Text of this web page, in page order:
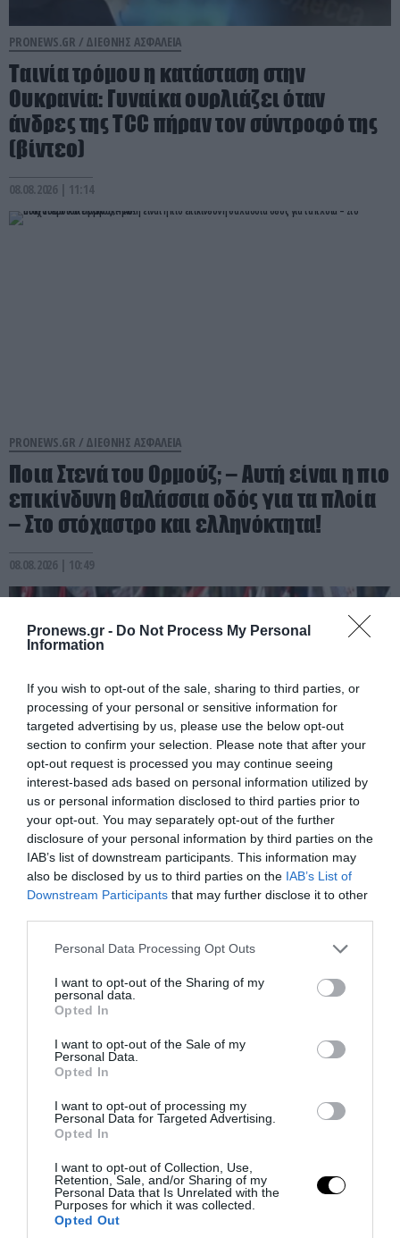
Pronews.gr - Do Not Process My Personal
Information
If you wish to opt-out of the sale, sharing to third parties, or
processing of your personal or sensitive information for
targeted advertising by us, please use the below opt-out
section to confirm your selection. Please note that after your
opt-out request is processed you may continue seeing
interest-based ads based on personal information utilized by
us or personal information disclosed to third parties prior to
your opt-out. You may separately opt-out of the further
disclosure of your personal information by third parties on the
IAB’s list of downstream participants. This information may
also be disclosed by us to third parties on the IAB’s List of
Downstream Participants that may further disclose it to other
Please note that this website/app uses one or more Google
not limited to your visit or usage behaviour. You may click to
grant or deny consent to Google and its third-party tags to
use your data for below specified purposes in below Google
consent section.
Personal Data Processing Opt Outs
I want to opt-out of the Sharing of my
personal data.
Opted In
I want to opt-out of the Sale of my
Personal Data.
Opted In
I want to opt-out of processing my
Personal Data for Targeted Advertising.
Opted In
I want to opt-out of Collection, Use,
Retention, Sale, and/or Sharing of my
Personal Data that Is Unrelated with the
Purposes for which it was collected.
Opted Out
PRONEWS.GR / ΔΙΕΘΝΗΣ ΑΣΦΑΛΕΙΑ
Ταινία τρόμου η κατάσταση στην
Ουκρανία: Γυναίκα ουρλιάζει όταν
άνδρες της TCC πήραν τον σύντροφό της
(βίντεο)
08.08.2026 | 11:14
PRONEWS.GR / ΔΙΕΘΝΗΣ ΑΣΦΑΛΕΙΑ
Ποια Στενά του Ορμούζ; – Αυτή είναι η πιο
επικίνδυνη θαλάσσια οδός για τα πλοία
– Στο στόχαστρο και ελληνόκτητα!
08.08.2026 | 10:49
PRONEWS.GR /ΔΙΕΘΝΗΣ ΑΣΦΑΛΕΙΑ
ΟΗΕ: «Στο υψηλότερο επίπεδο ο κίνδυνος
νέας μεγάλης σύγκρουσης στην Υεμένη»
PRONEWS.GR /ΔΙΕΘΝΗΣ ΑΣΦΑΛΕΙΑ
ΗΠΑ: Συνετρίβη πυροσβεστικό
ελικόπτερο που συμμετείχε σε